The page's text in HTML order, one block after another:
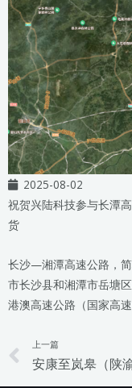
2025-08-02
祝贺兴陆科技参与长潭
货
长沙—湘潭高速公路，
市长沙县和湘潭市岳塘
港澳高速公路（国家高
Prev
上一篇